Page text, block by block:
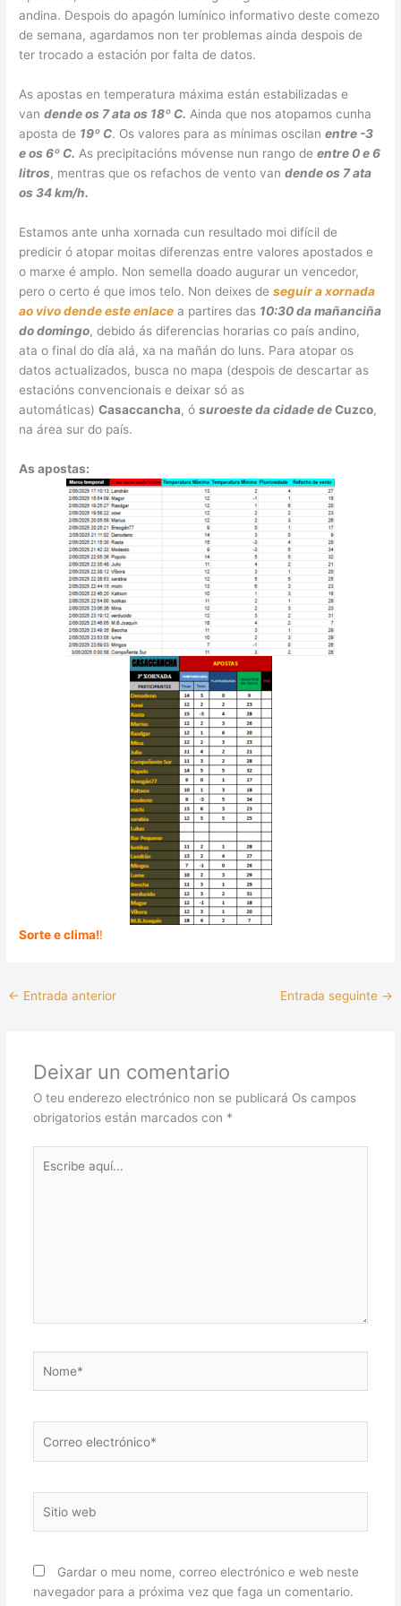
andina. Despois do apagón lumínico informativo deste comezo
de semana, agardamos non ter problemas ainda despois de
ter trocado a estación por falta de datos.
As apostas en temperatura máxima están estabilizadas e
vandende os 7 ata os 18º C. Ainda que nos atopamos cunha
aposta de 19º C. Os valores para as mínimas oscilanentre -3
e os 6º C. As precipitacións móvense nun rango deentre 0 e 6
litros, mentras que os refachos de vento vandende os 7 ata
os 34 km/h.
Estamos ante unha xornada cun resultado moi difícil de
predicir ó atopar moitas diferenzas entre valores apostados e
o marxe é amplo. Non semella doado augurar un vencedor,
pero o certo é que imos telo. Non deixes deseguir a xornada
ao vivo dende este enlace a partires das 10:30 da mañanciña
do domingo, debido ás diferencias horarias co país andino,
ata o final do día alá, xa na mañán do luns. Para atopar os
datos actualizados, busca no mapa (despois de descartar as
estacións convencionais e deixar só as
automáticas)Casaccancha, ósuroeste da cidade deCuzco,
na área sur do país.
As apostas:
Sorte e clima!!
← Entrada anterior Entrada seguinte →
Deixar un comentario
O teu enderezo electrónico non se publicará Os campos
obrigatorios están marcados con *
aquí...
electrónico*
web
Gardar o meu nome, correo electrónico e web neste
navegador para a próxima vez que faga un comentario.